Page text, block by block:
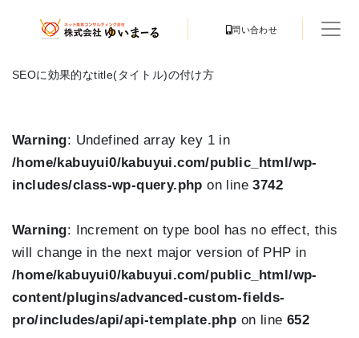
問い合わせ
SEOに効果的なtitle(タイトル)の付け方
Warning: Undefined array key 1 in
/home/kabuyui0/kabuyui.com/public_html/wp-
includes/class-wp-query.php on line3742
Warning: Increment on type bool has no effect, this
will change in the next major version of PHP in
/home/kabuyui0/kabuyui.com/public_html/wp-
content/plugins/advanced-custom-fields-
pro/includes/api/api-template.php on line 652